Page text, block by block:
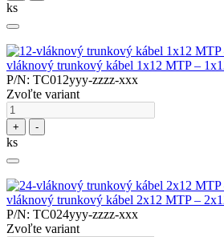
ks
vláknový trunkový kábel 1x12 MTP –
P/N: TC012yyy-zzzz-xxx
Zvoľte variant
+ -
ks
vláknový trunkový kábel 2x12 MTP –
P/N: TC024yyy-zzzz-xxx
Zvoľte variant